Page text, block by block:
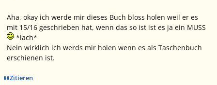
Aha, okay ich werde mir dieses Buch bloss holen weil er es
mit 15/16 geschrieben hat, wenn das so ist ist es ja ein MUSS
*lach*
Nein wirklich ich werds mir holen wenn es als Taschenbuch
erschienen ist.
Zitieren